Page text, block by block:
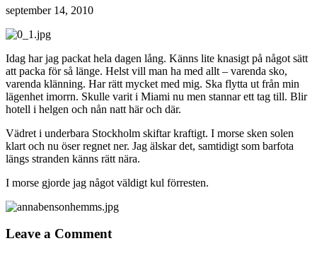
september 14, 2010
Idag har jag packat hela dagen lång. Känns lite knasigt på något sätt
att packa för så länge. Helst vill man ha med allt – varenda sko,
varenda klänning. Har rätt mycket med mig. Ska flytta ut från min
lägenhet imorrn. Skulle varit i Miami nu men stannar ett tag till. Blir
hotell i helgen och nån natt här och där.
Vädret i underbara Stockholm skiftar kraftigt. I morse sken solen
klart och nu öser regnet ner. Jag älskar det, samtidigt som barfota
längs stranden känns rätt nära.
I morse gjorde jag något väldigt kul förresten.
Leave a Comment